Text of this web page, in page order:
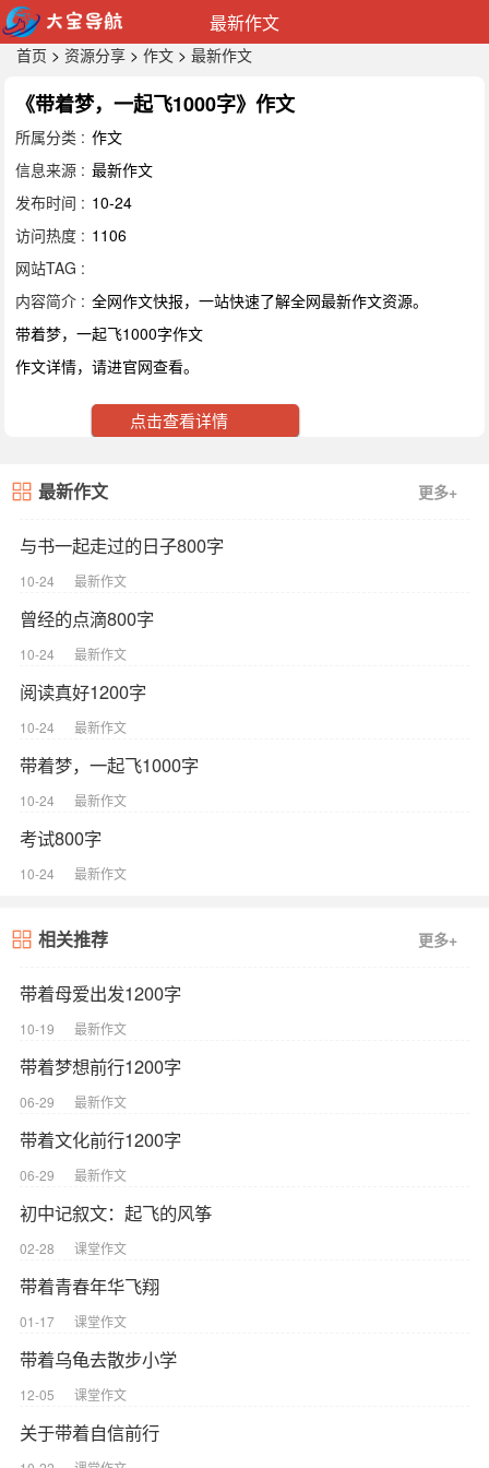
最新作文
首页 > 资源分享 > 作文 > 最新作文
《带着梦，一起飞1000字》作文
所属分类 : 作文
信息来源 : 最新作文
发布时间 : 10-24
访问热度 : 1106
网站TAG :
内容简介 : 全网作文快报，一站快速了解全网最新作文资源。
带着梦，一起飞1000字作文
作文详情，请进官网查看。
点击查看详情
最新作文 更多+
与书一起走过的日子800字
10-24 最新作文
曾经的点滴800字
10-24 最新作文
阅读真好1200字
10-24 最新作文
带着梦，一起飞1000字
10-24 最新作文
考试800字
10-24 最新作文
相关推荐 更多+
带着母爱出发1200字
10-19 最新作文
带着梦想前行1200字
06-29 最新作文
带着文化前行1200字
06-29 最新作文
初中记叙文：起飞的风筝
02-28 课堂作文
带着青春年华飞翔
01-17 课堂作文
带着乌龟去散步小学
12-05 课堂作文
关于带着自信前行